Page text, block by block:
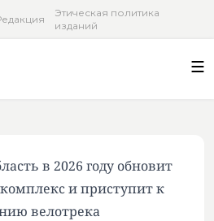
Этическая политика
изданий
в 2026 году обновит
и приступит к
велотрека